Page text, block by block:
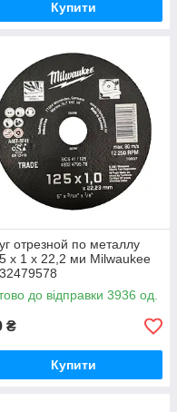
Купити
отрезной по металлу
х 1 х 22,2 ми Milwaukee
до відправки 3936 од.
₴
Купити